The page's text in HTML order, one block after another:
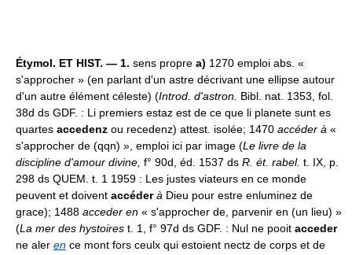
Étymol. ET HIST. — 1. sens propre a) 1270 emploi abs. «
s'approcher » (en parlant d'un astre décrivant une ellipse autour
d'un autre élément céleste) (Introd. d'astron. Bibl. nat. 1353, fol.
38d ds GDF. : Li premiers estaz est de ce que li planete sunt es
quartes accedenz ou recedenz) attest. isolée; 1470 accéder à «
s'approcher de (qqn) », emploi ici par image (Le livre de la
discipline d'amour divine, f° 90d, éd. 1537 ds R. ét. rabel. t. IX, p.
298 ds QUEM. t. 1 1959 : Les justes viateurs en ce monde
peuvent et doivent accéderà Dieu pour estre enluminez de
grace); 1488 acceder en « s'approcher de, parvenir en (un lieu) »
(La mer des hystoires t. 1, f° 97d ds GDF. : Nul ne pooit acceder
ne aler en ce mont fors ceulx qui estoient nectz de corps et de